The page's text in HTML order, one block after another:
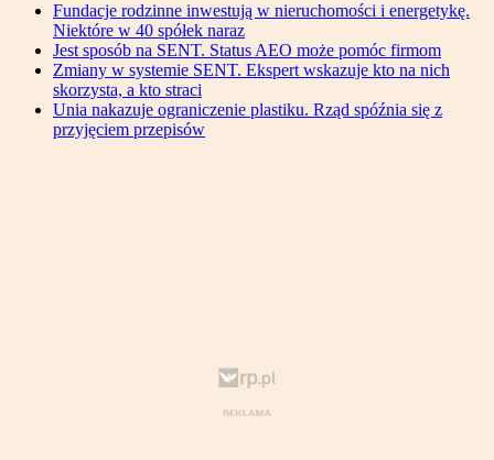
Fundacje rodzinne inwestują w nieruchomości i energetykę.
Niektóre w 40 spółek naraz
Jest sposób na SENT. Status AEO może pomóc firmom
Zmiany w systemie SENT. Ekspert wskazuje kto na nich
skorzysta, a kto straci
Unia nakazuje ograniczenie plastiku. Rząd spóźnia się z
przyjęciem przepisów